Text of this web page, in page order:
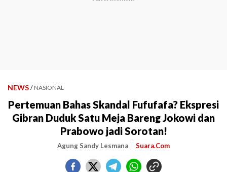
NEWS / NASIONAL
Pertemuan Bahas Skandal Fufufafa? Ekspresi
Gibran Duduk Satu Meja Bareng Jokowi dan
Prabowo jadi Sorotan!
Agung Sandy Lesmana Suara.Com